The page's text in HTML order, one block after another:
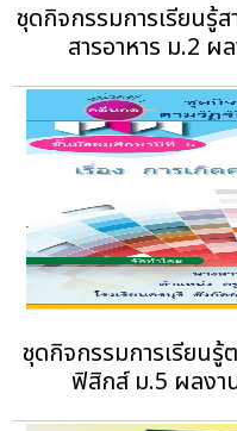
ชุดกิจกรรมการเรียนรู้ส
สารอาหาร ม.2
ชุดกิจกรรมการเรียนรู้
ฟิสิกส์ ม.5 ผลง